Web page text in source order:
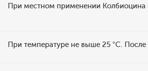
При местном применении Колбиоцина
При температуре не выше 25 °C. После